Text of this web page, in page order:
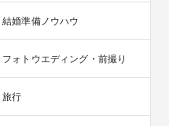
結婚準備ノウハウ
フォトウエディング・前撮り
旅行